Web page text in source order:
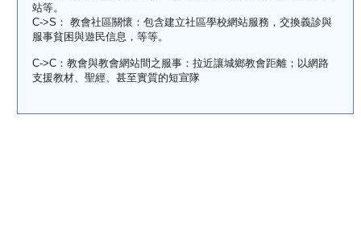
站等。
C->S： 教會社區關懷：包含建立社區學校網站服務，交換義診與
服事貧困與遊民信息，等等。
C->C：教會與教會網站間之服事：拉近讓城鄉教會距離；以網路
支援教材、聖經、甚至實質的短宣隊